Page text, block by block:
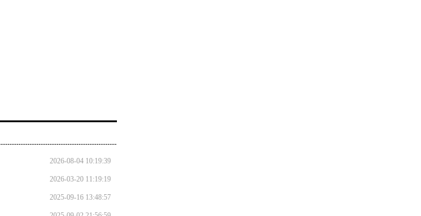
2026-08-04 10:19:39
2026-03-20 11:19:19
2025-09-16 13:48:57